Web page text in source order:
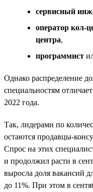
сервисный
оператор кол-
центра,
программист
Однако распределение
специальностям
2022 года.
Так, лидерами по
остаются продавцы-
Спрос на этих
и продолжил расти в
выросла доля вакансий
до 11%. При этом в